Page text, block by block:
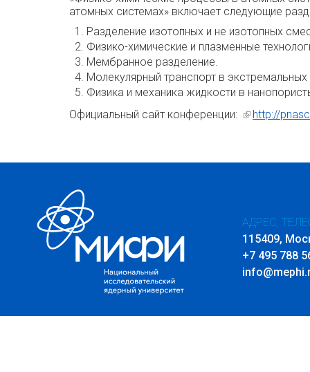
атомных системах» включает следующие
Разделение изотопных и не изотопных
Физико-химические и плазменные
Мембранное разделение.
Молекулярный транспорт в
Физика и механика жидкости в
Официальный сайт конференции: (внешняя
http://
АДРЕС,
115409,
+7 495 788